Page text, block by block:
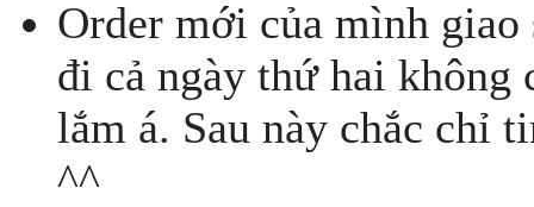
Order mới của mình
đi cả ngày thứ hai không
lắm á. Sau này chắc chỉ
^^